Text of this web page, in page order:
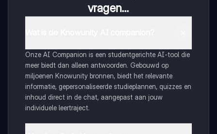
vragen...
Onze AI Companion is een studentgerichte AI-tool die
meer biedt dan alleen antwoorden. Gebouwd op
miljoenen Knowunity bronnen, biedt het relevante
informatie, gepersonaliseerde studieplannen, quizzes en
inhoud direct in de chat, aangepast aan jouw
individuele leertraject.